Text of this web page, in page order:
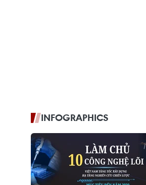
INFOGRAPHICS